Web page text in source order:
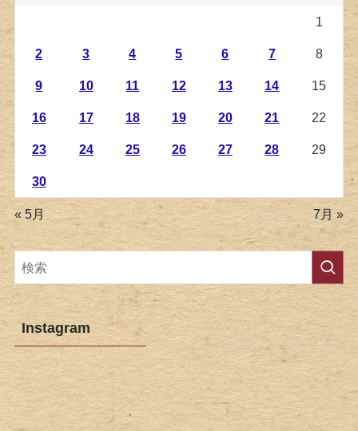
1
2 3 4 5 6 7 8
9 10 11 12 13 14 15
16 17 18 19 20 21 22
23 24 25 26 27 28 29
30
« 5月 7月 »
Instagram